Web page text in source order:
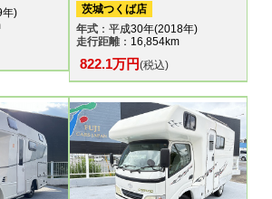
年)
茨城つくば店
年式：平成30年(2018年)
走行距離：16,854km
822.1万円(税込)